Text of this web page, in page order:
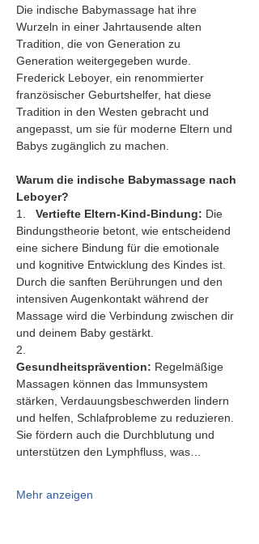
Die indische Babymassage hat ihre
Wurzeln in einer Jahrtausende alten
Tradition, die von Generation zu
Generation weitergegeben wurde.
Frederick Leboyer, ein renommierter
französischer Geburtshelfer, hat diese
Tradition in den Westen gebracht und
angepasst, um sie für moderne Eltern und
Babys zugänglich zu machen.
Warum die indische Babymassage nach
Leboyer?
1. Vertiefte Eltern-Kind-Bindung: Die
Bindungstheorie betont, wie entscheidend
eine sichere Bindung für die emotionale
und kognitive Entwicklung des Kindes ist.
Durch die sanften Berührungen und den
intensiven Augenkontakt während der
Massage wird die Verbindung zwischen dir
und deinem Baby gestärkt.
2.
Gesundheitsprävention: Regelmäßige
Massagen können das Immunsystem
stärken, Verdauungsbeschwerden lindern
und helfen, Schlafprobleme zu reduzieren.
Sie fördern auch die Durchblutung und
unterstützen den Lymphfluss, was…
Mehr anzeigen